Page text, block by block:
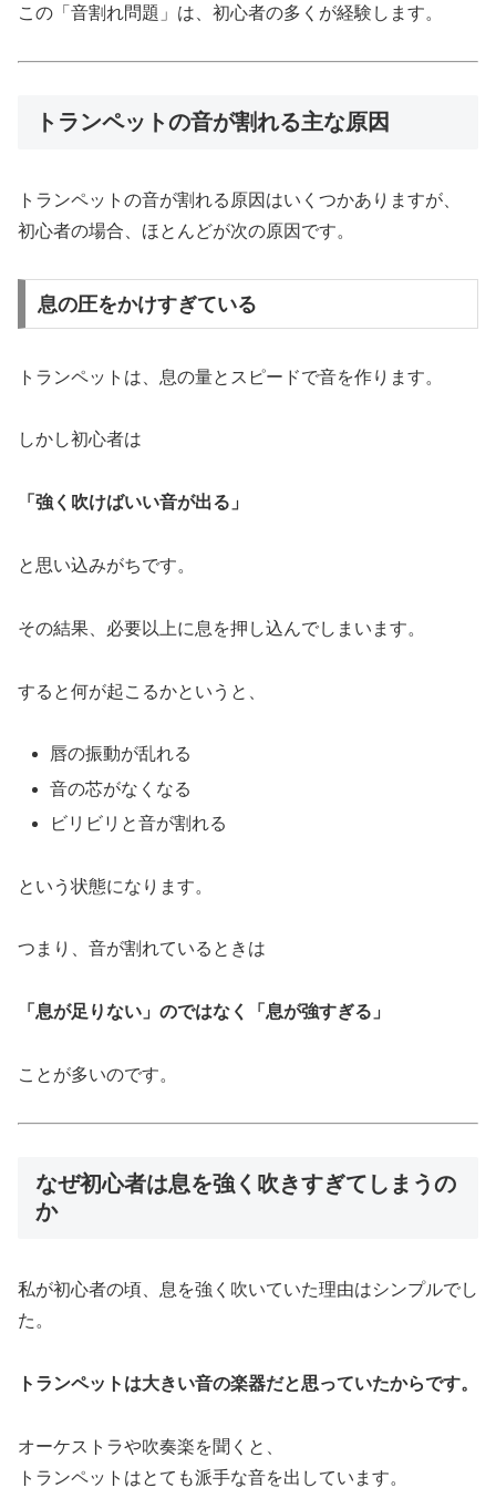
この「音割れ問題」は、初心者の多くが経験します。
トランペットの音が割れる主な原因
トランペットの音が割れる原因はいくつかありますが、
初心者の場合、ほとんどが次の原因です。
息の圧をかけすぎている
トランペットは、息の量とスピードで音を作ります。
しかし初心者は
「強く吹けばいい音が出る」
と思い込みがちです。
その結果、必要以上に息を押し込んでしまいます。
すると何が起こるかというと、
唇の振動が乱れる
音の芯がなくなる
ビリビリと音が割れる
という状態になります。
つまり、音が割れているときは
「息が足りない」のではなく「息が強すぎる」
ことが多いのです。
なぜ初心者は息を強く吹きすぎてしまうの
か
私が初心者の頃、息を強く吹いていた理由はシンプルでし
た。
トランペットは大きい音の楽器だと思っていたからです。
オーケストラや吹奏楽を聞くと、
トランペットはとても派手な音を出しています。